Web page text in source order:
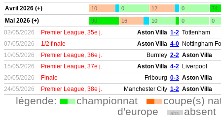
Avril 2026 (+) 10 0 12 0 74
Mai 2026 (+) 90 16 10 0 0
03/05/2026 Premier League, 35e j. Aston Villa 1-2 Tottenham
07/05/2026
1/2 finale Aston Villa 4-0 Nottingham
10/05/2026
Premier League, 36e j. Burnley 2-2 Aston Villa
15/05/2026
Premier League, 37e j. Aston Villa 4-2 Liverpool
20/05/2026
Finale Fribourg 0-3 Aston Villa
24/05/2026
Premier League, 38e j. Manchester City 1-2 Aston Villa
légende: championnat
coupe(s)
d'europe
abs. absent